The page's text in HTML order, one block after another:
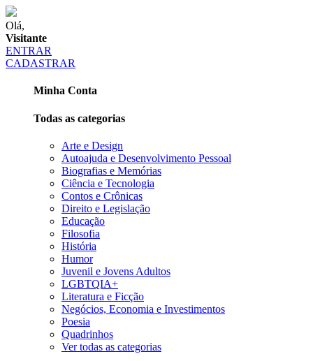
Olá,
Visitante
ENTRAR
CADASTRAR
Minha Conta
Todas as categorias
Arte e Design
Autoajuda e Desenvolvimento Pessoal
Biografias e Memórias
Ciência e Tecnologia
Contos e Crônicas
Direito e Legislação
Educação
Filosofia
História
Humor
Juvenil e Jovens Adultos
LGBTQIA+
Literatura e Ficção
Negócios, Economia e Investimentos
Poesia
Quadrinhos
Ver todas as categorias